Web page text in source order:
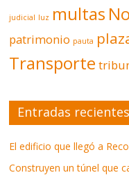
judicial luz multas
patrimonio pauta
Transporte
Entradas recientes
El edificio que llegó a
Construyen un túnel que